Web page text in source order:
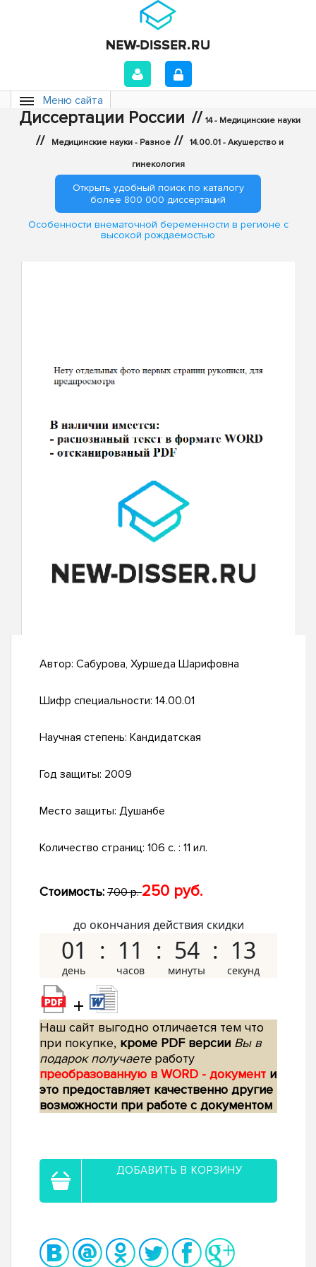
Меню сайта
Диссертации России // 14 - Медицинские науки
// Медицинские науки - Разное // 14.00.01 - Акушерство и
гинекология
Открыть удобный поиск по каталогу
более 800 000 диссертаций
Особенности внематочной беременности в регионе с
высокой рождаемостью
Автор: Сабурова, Хуршеда Шарифовна
Шифр специальности: 14.00.01
Научная степень: Кандидатская
Год защиты: 2009
Место защиты: Душанбе
Количество страниц: 106 с. : 11 ил.
Стоимость: 700 р.250 руб.
до окончания действия скидки
01 11 54 12
+
Наш сайт выгодно отличается тем что
при покупке, кроме PDF версии Вы в
подарок получаетеработу
преобразованную в WORD - документ и
это предоставляет качественно другие
возможности при работе с документом
ДОБАВИТЬ В КОРЗИНУ